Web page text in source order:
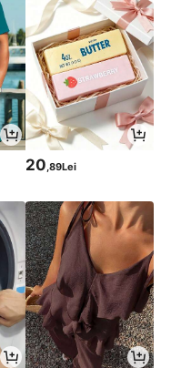
20,89Lei